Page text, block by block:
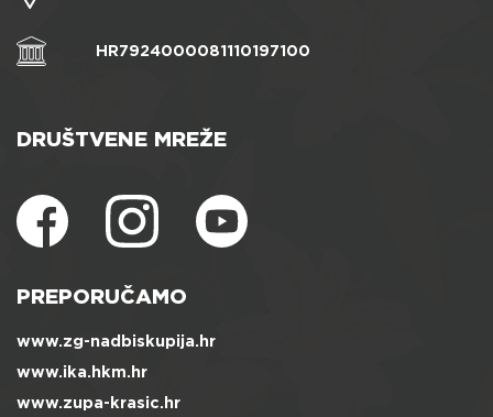
HR7924000081110197100
DRUŠTVENE MREŽE
PREPORUČAMO
www.zg-nadbiskupija.hr
www.ika.hkm.hr
www.zupa-krasic.hr